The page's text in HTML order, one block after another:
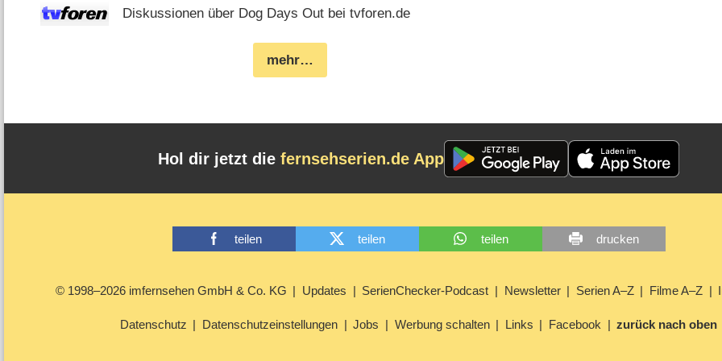
Diskussionen über Dog Days Out bei tvforen.de
mehr…
Hol dir jetzt die fernsehserien.de App
teilen teilen teilen drucken
© 1998–2026 imfernsehen GmbH & Co. KG Updates SerienChecker-Podcast Newsletter Serien A–Z Filme A–Z
Datenschutz Datenschutzeinstellungen Jobs Werbung schalten Links Facebook zurück nach oben